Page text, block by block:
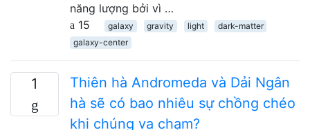
năng lượng bởi vì …
15
galaxy gravity light
dark-matter
galaxy-center
1
Thiên hà Andromeda và Dải Ngân
hà sẽ có bao nhiêu sự chồng chéo
khi chúng va chạm?